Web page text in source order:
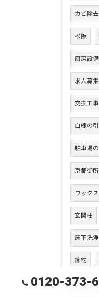
カビ除去
松阪
厨房設
求人募集
交換工事
白線の
駐車場
京都御所
ワック
玄関柱
床下洗浄
節約
水アカ
0120-373-